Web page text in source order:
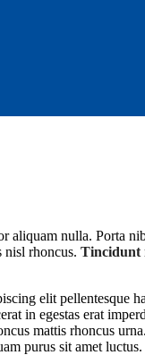
aliquam nulla. Porta
nisl rhoncus. Tincidunt
elit pellentesque
in egestas erat
mattis rhoncus
purus sit amet